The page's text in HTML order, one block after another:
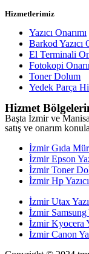
Hizmetlerimiz
Yazıcı Onarımı
Barkod Yazıcı
El Terminali
Fotokopi
Toner Dolum
Yedek Parça
Hizmet
Başta İzmir ve
satış ve onarım
İzmir Gıda
İzmir Epson
İzmir Toner
İzmir Hp
İzmir Utax
İzmir Samsung
İzmir Kyocera
İzmir Canon